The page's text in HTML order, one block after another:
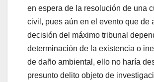
en espera de la resolución de una
civil, pues aún en el evento que de
decisión del máximo tribunal
determinación de la existencia o
de daño ambiental, ello no haría
presunto delito objeto de